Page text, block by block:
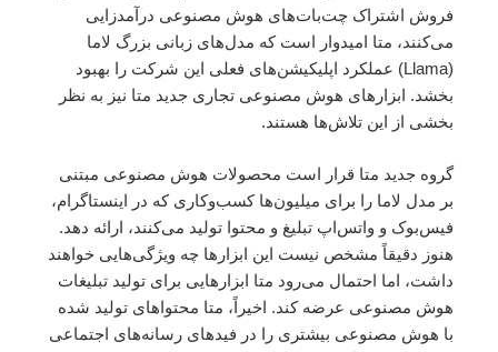
فروش اشتراک چت‌بات‌های هوش مصنوعی درآمدزایی
می‌کنند، متا امیدوار است که مدل‌های زبانی بزرگ لاما
(Llama) عملکرد اپلیکیشن‌های فعلی این شرکت را بهبود
بخشد. ابزارهای هوش مصنوعی تجاری جدید متا نیز به نظر
بخشی از این تلاش‌ها هستند.
گروه جدید متا قرار است محصولات هوش مصنوعی مبتنی
بر مدل لاما را برای میلیون‌ها کسب‌وکاری که در اینستاگرام،
فیس‌بوک و واتس‌اپ تبلیغ و محتوا تولید می‌کنند، ارائه دهد.
هنوز دقیقاً مشخص نیست این ابزارها چه ویژگی‌هایی خواهند
داشت، اما احتمال می‌رود متا ابزارهایی برای تولید تبلیغات
هوش مصنوعی عرضه کند. اخیراً، متا محتواهای تولید شده
با هوش مصنوعی بیشتری را در فیدهای رسانه‌های اجتماعی